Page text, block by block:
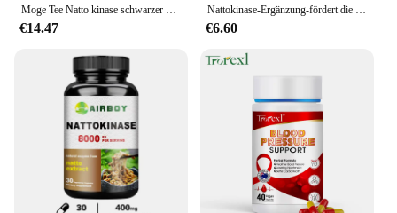
Moge Tee Natto kinase schwarzer Kaffee, Regenwurm protein, sofortiges kaltes Gebräu, 15 Päckchen
€14.47
Nattokinase-Ergänzung-fördert die allgemeine Herz-und Herz-Kreislauf-Gesundheit
€6.60